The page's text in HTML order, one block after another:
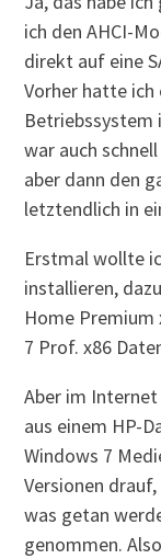
ich den AHCI-
direkt auf eine
Vorher hatte
Betriebssystem
war auch
aber dann den
letztendlich in
Erstmal wollte
installieren,
Home Premium
7 Prof. x86
Aber im
aus einem HP-
Windows 7
Versionen
was getan
genommen.